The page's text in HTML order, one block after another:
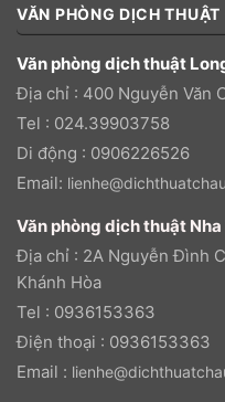
VĂN PHÒNG DỊCH
Văn phòng dịch thuật
Địa chỉ : 400 Nguyễn Văn
Tel : 024.39903758
Di động : 0906226526
Email:
Văn phòng dịch thuật Nha
Địa chỉ : 2A Nguyễn Đình
Khánh Hòa
Tel : 0936153363
Điện thoại : 0936153363
Email :